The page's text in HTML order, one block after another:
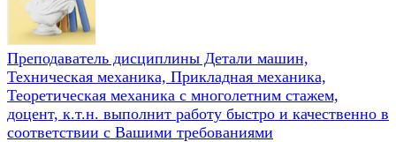
Преподаватель дисциплины Детали машин,
Техническая механика, Прикладная механика,
Теоретическая механика с многолетним стажем,
доцент, к.т.н. выполнит работу быстро и качественно в
соответствии с Вашими требованиями